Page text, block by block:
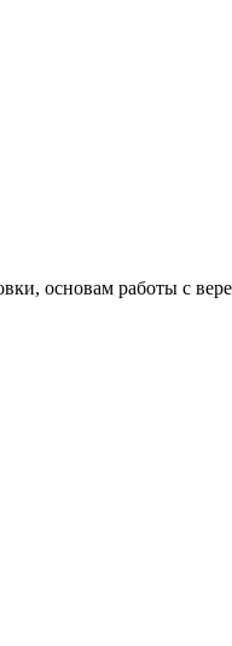
основам работы с